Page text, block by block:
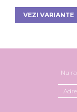
VEZI VARIANTE
Nu